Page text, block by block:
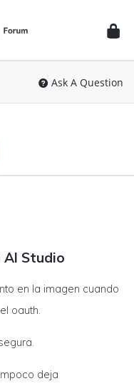
Ask A Question
AI Studio
en la imagen cuando
oauth.
deja